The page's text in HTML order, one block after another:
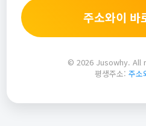
주소와이 바
© 2026 Jusowhy. All
평생주소: 주소